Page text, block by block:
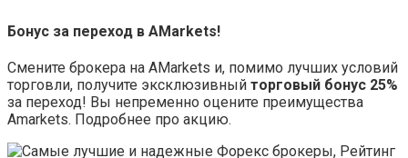
Бонус за переход в AMarkets!
Смените брокера на AMarkets и, помимо лучших условий
торговли, получите эксклюзивный торговый бонус 25%
за переход! Вы непременно оцените преимущества
Amarkets. Подробнее про акцию.